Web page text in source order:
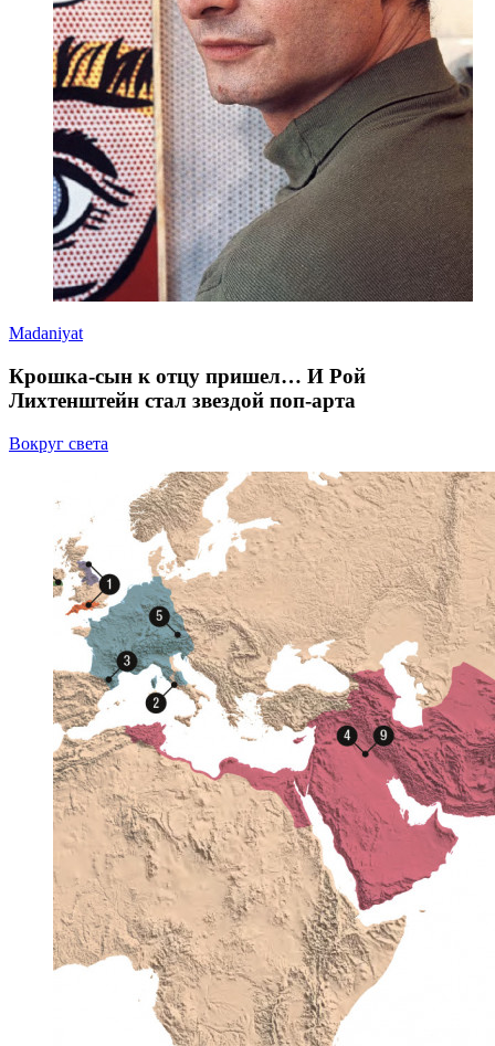
Madaniyat
Крошка-сын к отцу пришел… И Рой
Лихтенштейн стал звездой поп-арта
Вокруг света